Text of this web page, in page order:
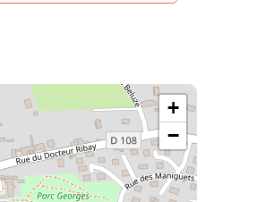
+
−